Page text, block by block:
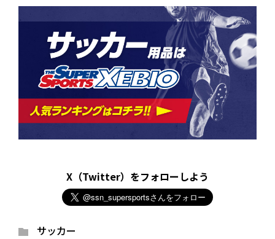
X（Twitter）をフォローしよう
サッカー